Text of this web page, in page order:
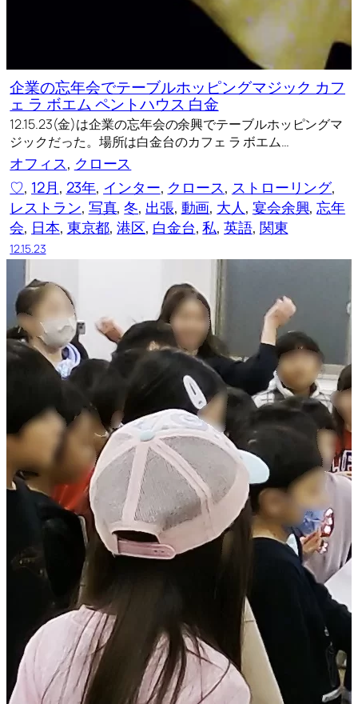
企業の忘年会でテーブルホッピングマジック カフ
ェ ラ ボエム ペントハウス 白金
12.15.23(金)は企業の忘年会の余興でテーブルホッピングマ
ジックだった。場所は白金台のカフェ ラ ボエム…
オフィス, クロース
♡, 12月, 23年, インター, クロース, ストローリング
レストラン, 写真, 冬, 出張, 動画, 大人, 宴会余興, 忘年
会, 日本, 東京都, 港区, 白金台, 私, 英語, 関東
12.15.23